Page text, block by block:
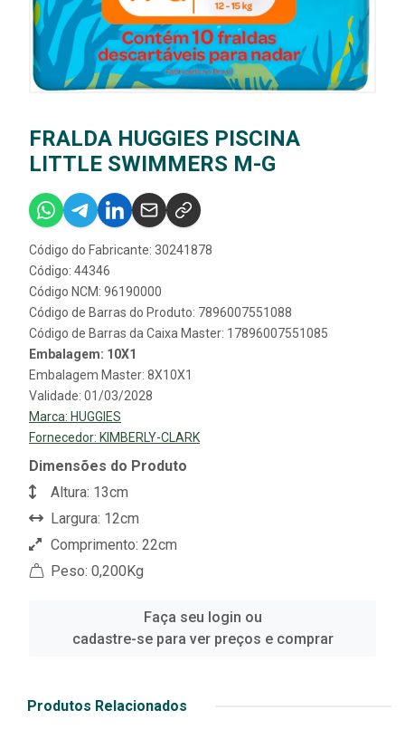
FRALDA HUGGIES PISCINA
LITTLE SWIMMERS M-G
Código do Fabricante: 30241878
Código: 44346
Código NCM: 96190000
Código de Barras do Produto: 7896007551088
Código de Barras da Caixa Master: 17896007551085
Embalagem: 10X1
Embalagem Master: 8X10X1
Validade: 01/03/2028
Marca: HUGGIES
Fornecedor: KIMBERLY-CLARK
Dimensões do Produto
Altura: 13cm
Largura: 12cm
Comprimento: 22cm
Peso: 0,200Kg
Faça seu login ou
cadastre-se para ver preços e comprar
Produtos Relacionados